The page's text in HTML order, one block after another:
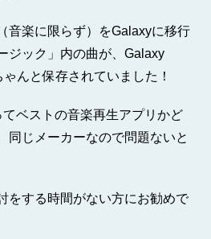
音楽に限らず）をGalaxyに移行
ジック」内の曲が、Galaxy
んと保存されていました！
ベストの音楽再生アプリかど
同じメーカーなので問題ないと
をする時間がない方にお勧めで